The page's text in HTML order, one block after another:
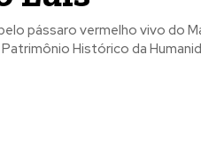
pássaro vermelho vivo do
Histórico da